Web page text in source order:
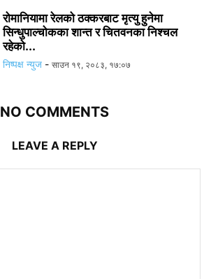
रोमानियामा रेलको ठक्करबाट मृत्यु हुनेमा
सिन्धुपाल्चोकका शान्त र चितवनका निश्चल
रहेको...
निष्पक्ष न्युज - साउन १९, २०८३, १७:०७
NO COMMENTS
LEAVE A REPLY